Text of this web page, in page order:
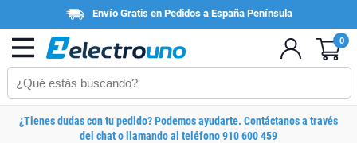
Envío Gratis en Pedidos a España Península
0
¿Tienes dudas con tu pedido? Podemos ayudarte. Contáctanos a través
del chat o llamando al teléfono910 600 459